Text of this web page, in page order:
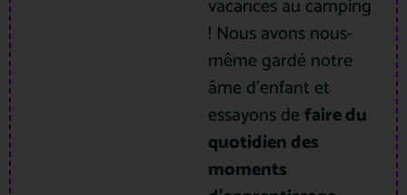
vacances au camping
! Nous avons nous-
même gardé notre
âme d’enfant et
essayons defaire du
quotidien des
moments